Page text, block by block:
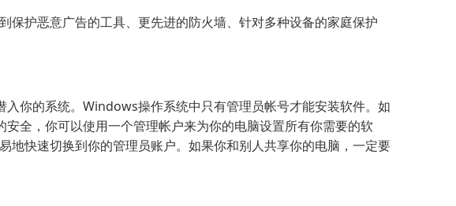
护恶意广告的工具、更先进的防火墙、针对多种设备的家庭保护
你的系统。Windows操作系统中只有管理员帐号才能安装软件。如
全，你可以使用一个管理帐户来为你的电脑设置所有你需要的软
快速切换到你的管理员账户。如果你和别人共享你的电脑，一定要